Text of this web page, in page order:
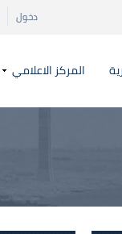
دخول
المركز الاعلامي